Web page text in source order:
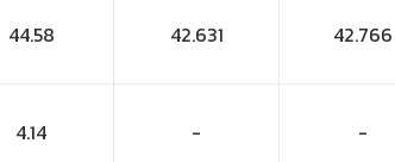
44.58 42.631 42.766
4.14 - -